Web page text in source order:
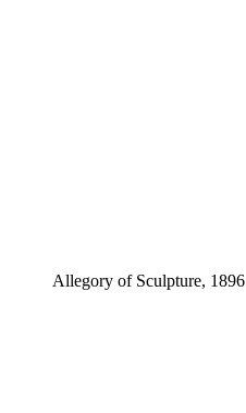
Allegory of Sculpture, 1896